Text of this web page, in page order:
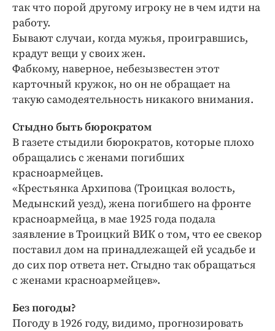
так что порой другому игроку не в чем идти на
работу.
Бывают случаи, когда мужья, проигравшись,
крадут вещи у своих жен.
Фабкому, наверное, небезызвестен этот
карточный кружок, но он не обращает на
такую самодеятельность никакого внимания.
Стыдно быть бюрократом
В газете стыдили бюрократов, которые плохо
обращались с женами погибших
красноармейцев.
«Крестьянка Архипова (Троицкая волость,
Медынский уезд), жена погибшего на фронте
красноармейца, в мае 1925 года подала
заявление в Троицкий ВИК о том, что ее свекор
поставил дом на принадлежащей ей усадьбе и
до сих пор ответа нет. Стыдно так обращаться
с женами красноармейцев».
Без погоды?
Погоду в 1926 году, видимо, прогнозировать